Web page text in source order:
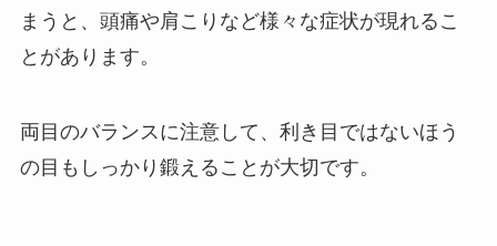
まうと、頭痛や肩こりなど様々な症状が現れるこ
とがあります。
両目のバランスに注意して、利き目ではないほう
の目もしっかり鍛えることが大切です。